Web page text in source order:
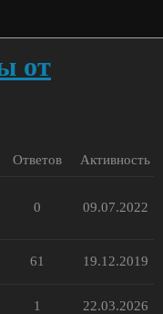
от
Ответов Активность
0 09.07.2022
61 19.12.2019
1 22.03.2026